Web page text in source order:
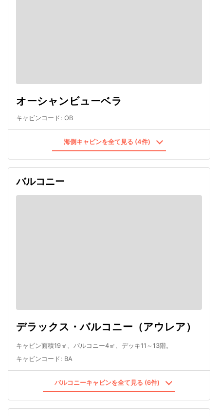
オーシャンビューベラ
キャビンコード: OB
海側キャビンを全て見る (4件)
バルコニー
デラックス・バルコニー（アウレア）
キャビン面積19㎡、バルコニー4㎡、デッキ11～13階。
キャビンコード: BA
バルコニーキャビンを全て見る (6件)